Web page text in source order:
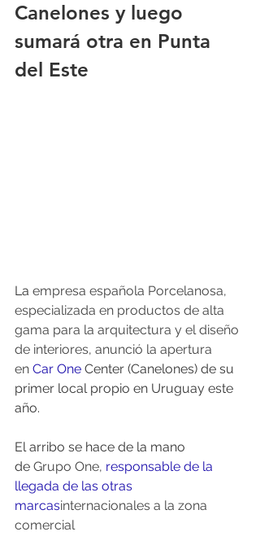
Canelones y luego
sumará otra en Punta
del Este
La empresa española Porcelanosa,
especializada en productos de alta
gama para la arquitectura y el diseño
de interiores, anunció la apertura
en Car One Center (Canelones) de su
primer local propio en Uruguay este
año.
El arribo se hace de la mano
de Grupo One, responsable de la
llegada de las otras
marcasinternacionales a la zona
comercial